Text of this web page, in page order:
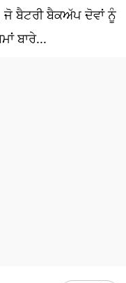
ਜੋ ਬੈਟਰੀ ਬੈਕਅੱਪ ਦੋਵਾਂ ਨੂੰ
ਬਾਰੇ...